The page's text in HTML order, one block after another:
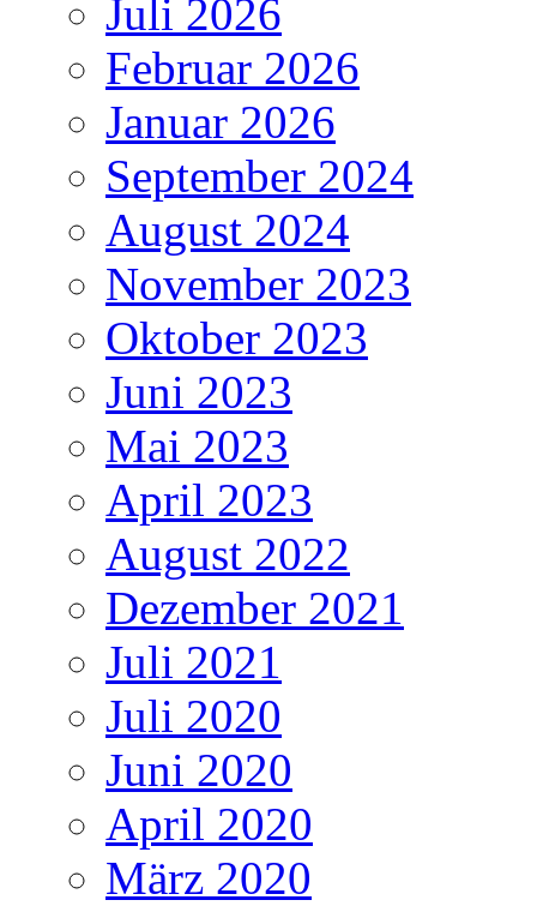
Juli 2026
Februar 2026
Januar 2026
September 2024
August 2024
November 2023
Oktober 2023
Juni 2023
Mai 2023
April 2023
August 2022
Dezember 2021
Juli 2021
Juli 2020
Juni 2020
April 2020
März 2020